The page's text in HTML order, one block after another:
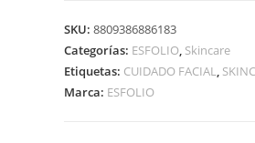
SKU: 8809386886183
Categorías: ESFOLIO, Skincare
Etiquetas: CUIDADO FACIAL,
Marca: ESFOLIO